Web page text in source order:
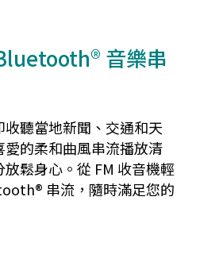
音樂串
聽當地新聞、交通和天
愛的柔和曲風串流播放清
鬆身心。從 FM 收音機輕
串流，隨時滿足您的